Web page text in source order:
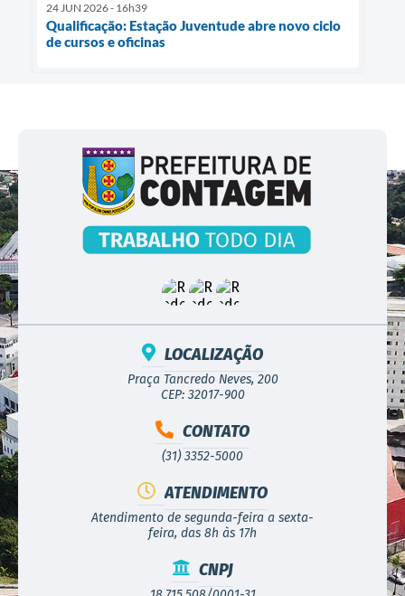
24 JUN 2026 - 16h39
Qualificação: Estação Juventude abre novo ciclo
de cursos e oficinas
LOCALIZAÇÃO
Praça Tancredo Neves, 200
CEP: 32017-900
CONTATO
(31) 3352-5000
ATENDIMENTO
Atendimento de segunda-feira a sexta-
feira, das 8h às 17h
CNPJ